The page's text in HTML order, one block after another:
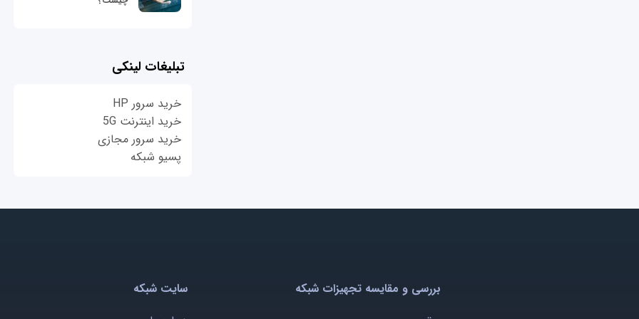
تبلیغات لینکی
خرید سرور HP
خرید اینترنت 5G
خرید سرور مجازی
پسیو شبکه
بررسی و مقایسه تجهیزات شبکه
سایت شبکه